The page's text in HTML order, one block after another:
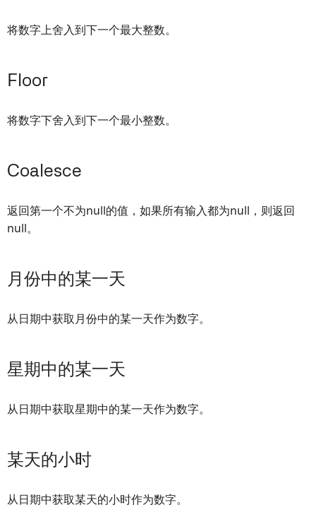
将数字上舍入到下一个最大整数。
Floor
将数字下舍入到下一个最小整数。
Coalesce
返回第一个不为null的值，如果所有输入都为null，则返回
null。
月份中的某一天
从日期中获取月份中的某一天作为数字。
星期中的某一天
从日期中获取星期中的某一天作为数字。
某天的小时
从日期中获取某天的小时作为数字。